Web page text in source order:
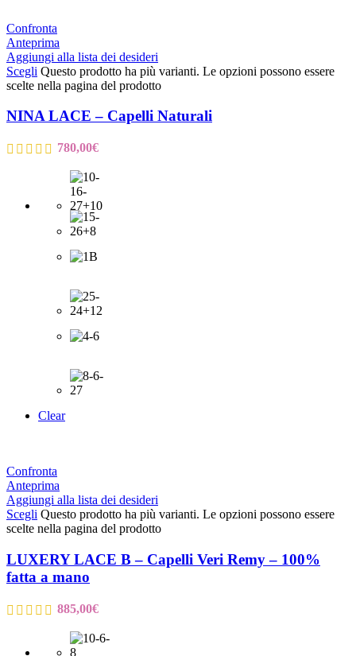
Confronta
Anteprima
Aggiungi alla lista dei desideri
Scegli Questo prodotto ha più varianti. Le opzioni possono essere
scelte nella pagina del prodotto
NINA LACE – Capelli Naturali
780,00€
Clear
Confronta
Anteprima
Aggiungi alla lista dei desideri
Scegli Questo prodotto ha più varianti. Le opzioni possono essere
scelte nella pagina del prodotto
LUXERY LACE B – Capelli Veri Remy – 100%
fatta a mano
885,00€